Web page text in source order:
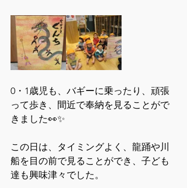
0・1歳児も、バギーに乗ったり、頑張
って歩き、間近で奉納を見ることがで
きました👀✨
この日は、タイミングよく、龍踊や川
船を目の前で見ることができ、子ども
達も興味津々でした。